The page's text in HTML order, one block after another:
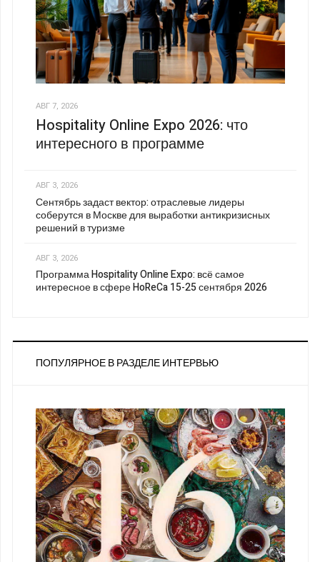
АВГ 7, 2026
Hospitality Online Expo 2026: что
интересного в программе
АВГ 3, 2026
Сентябрь задаст вектор: отраслевые лидеры
соберутся в Москве для выработки антикризисных
решений в туризме
АВГ 3, 2026
Программа Hospitality Online Expo: всё самое
интересное в сфере HoReCa 15-25 сентября 2026
ПОПУЛЯРНОЕ В РАЗДЕЛЕ ИНТЕРВЬЮ